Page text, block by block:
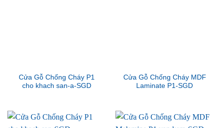
Cửa Gỗ Chống Cháy P1
cho khach san-a-SGD
Cửa Gỗ Chống Cháy MDF
Laminate P1-SGD